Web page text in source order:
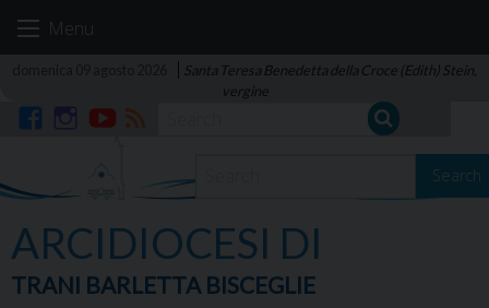
Menu
Santa Teresa Benedetta della Croce (Edith) Stein,
vergine
Search
ARCIDIOCESI DI
TRANI BARLETTA BISCEGLIE